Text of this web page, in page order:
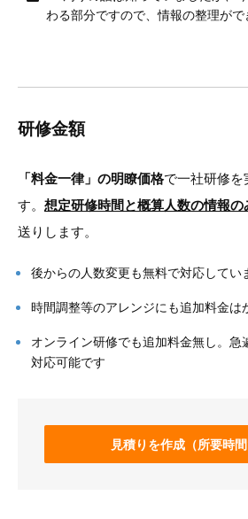
わる部分ですので、情報の整理がで
研修金額
「料金一律」の明瞭価格で一社研修を
す。 想定研修時間と概算人数の情報の
送りします。
後からの人数変更も無料で対応してい
時間調整等のアレンジにも追加料金は
オンライン研修でも追加料金無し。
対応可能です
見積りを作成（所要時間